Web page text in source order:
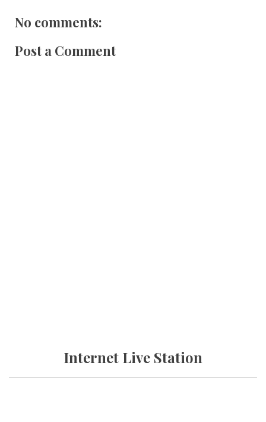
No comments:
Post a Comment
Internet Live Station